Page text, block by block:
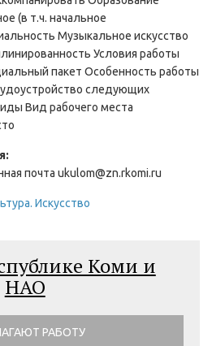
(в т.ч. начальное
Музыкальное искусство
Условия работы
пакет Особенность работы
следующих
Вид рабочего места
почта ukulom@zn.rkomi.ru
Искусство
Коми и
НАО
РАБОТУ